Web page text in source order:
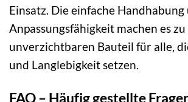
Einsatz. Die einfache
Anpassungsfähigkeit machen es
unverzichtbaren Bauteil für alle,
und Langlebigkeit setzen.
FAQ – Häufig gestellte